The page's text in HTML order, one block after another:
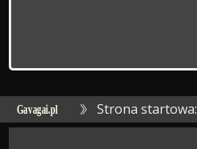
Gavagai.pl Strona startowa: